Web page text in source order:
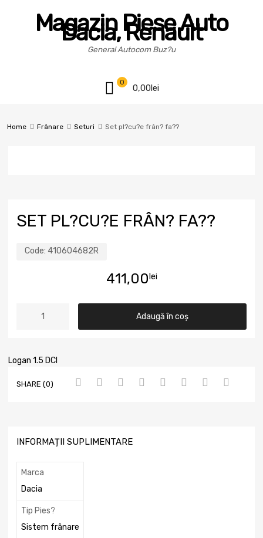
Magazin Piese Auto
Dacia, Renault
General Autocom Buz?u
0,00lei
0
Home Frânare Seturi Set pl?cu?e frân? fa??
SET PL?CU?E FRÂN? FA??
Code: 410604682R
411,00 lei
Adaugă în coș
Logan 1.5 DCI
SHARE (0)
INFORMAȚII SUPLIMENTARE
Marca
Dacia
Tip Pies?
Sistem frânare